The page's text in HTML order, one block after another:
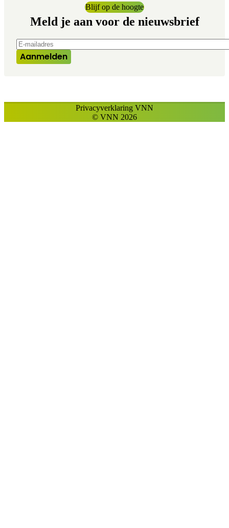
Blijf op de hoogte
Meld je aan voor de nieuwsbrief
E-mailadres
Aanmelden
© VNN 2026
Privacyverklaring VNN